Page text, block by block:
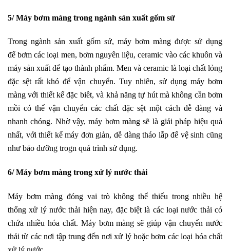
5/ Máy bơm màng trong ngành sản xuất gốm sứ
Trong ngành sản xuất gốm sứ, máy bơm màng được sử dụng
để bơm các loại men, bơm nguyên liệu, ceramic vào các khuôn và
máy sản xuất để tạo thành phẩm. Men và ceramic là loại chất lỏng
đặc sệt rất khó để vận chuyển. Tuy nhiên, sử dụng máy bơm
màng với thiết kế đặc biêt, và khả năng tự hút mà không cần bơm
mồi có thể vận chuyển các chất đặc sệt một cách dễ dàng và
nhanh chóng. Nhờ vậy, máy bơm màng sẽ là giải pháp hiệu quả
nhất, với thiết kế máy đơn giản, dễ dàng tháo lắp để vệ sinh cũng
như bảo dưỡng trogn quá trình sử dụng.
6/ Máy bơm màng trong xử lý nước thải
Máy bơm màng đóng vai trò không thể thiếu trong nhiều hệ
thốngxử lý nước thải hiện nay, đặc biệt là các loại nước thải có
chứa nhiều hóa chất. Máy bơm màng sẽ giúp vận chuyển nước
thải từ các nơi tập trung đến nơi xử lý hoặc bơm các loại hóa chất